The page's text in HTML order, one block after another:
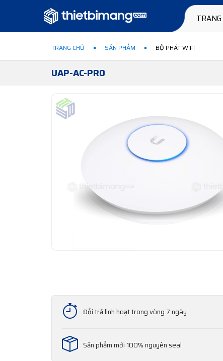
TRANG CHỦ SẢN PHẨM BỘ PHÁT WIFI
UAP-AC-PRO
Đổi trả linh hoạt trong vòng 7 ngày
Sản phẩm mới 100% nguyên seal